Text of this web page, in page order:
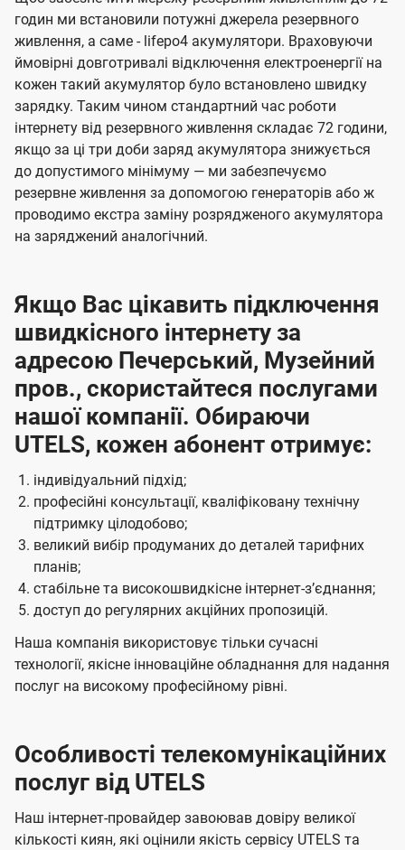
годин ми встановили потужні джерела резервного
живлення, а саме - lifepo4 акумулятори. Враховуючи
ймовірні довготривалі відключення електроенергії на
кожен такий акумулятор було встановлено швидку
зарядку. Таким чином стандартний час роботи
інтернету від резервного живлення складає 72 години,
якщо за ці три доби заряд акумулятора знижується
до допустимого мінімуму — ми забезпечуємо
резервне живлення за допомогою генераторів або ж
проводимо екстра заміну розрядженого акумулятора
на заряджений аналогічний.
Якщо Вас цікавить підключення
швидкісного інтернету за
адресою Печерський, Музейний
пров., скористайтеся послугами
нашої компанії. Обираючи
UTELS, кожен абонент отримує:
індивідуальний підхід;
професійні консультації, кваліфіковану технічну
підтримку цілодобово;
великий вибір продуманих до деталей тарифних
планів;
стабільне та високошвидкісне інтернет-зʼєднання;
доступ до регулярних акційних пропозицій.
Наша компанія використовує тільки сучасні
технології, якісне інноваційне обладнання для надання
послуг на високому професійному рівні.
Особливості телекомунікаційних
послуг від UTELS
Наш інтернет-провайдер завоював довіру великої
кількості киян, які оцінили якість сервісу UTELS та